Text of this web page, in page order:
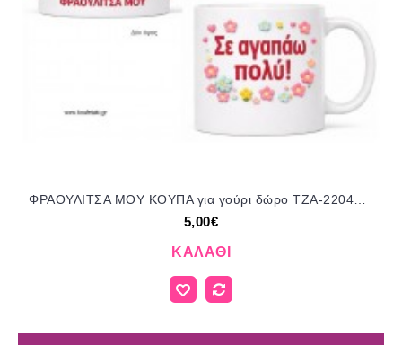
5,00€
ΚΑΛΆΘΙ